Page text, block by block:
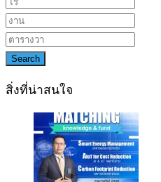
Search
สิ่งที่น่าสนใจ